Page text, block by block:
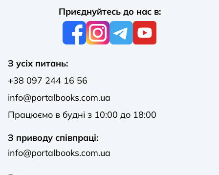
Приєднуйтесь до нас в:
З усіх питань:
+38 097 244 16 56
info@portalbooks.com.ua
Працюємо в будні з 10:00 до 18:00
З приводу співпраці:
info@portalbooks.com.ua